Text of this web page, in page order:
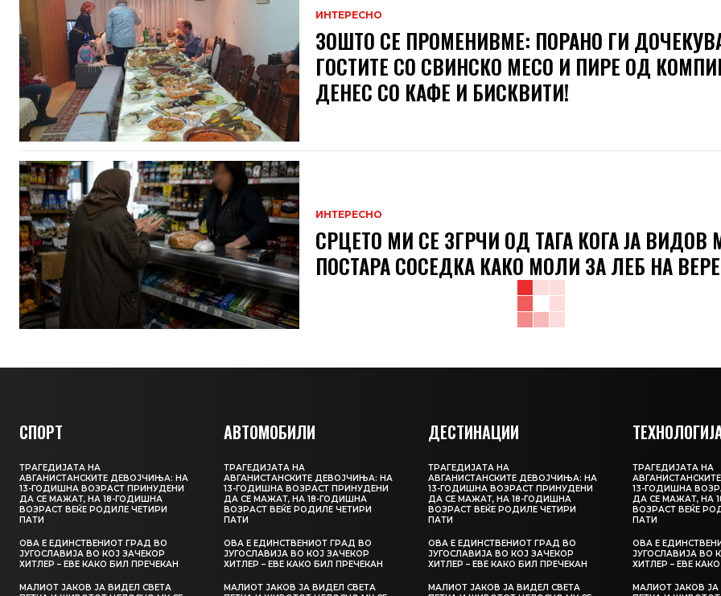
ИНТЕРЕСНО
ЗОШТО СЕ ПРОМЕНИВМЕ: ПОРАНО ГИ
ГОСТИТЕ СО СВИНСКО МЕСО И ПИРЕ ОД
ДЕНЕС СО КАФЕ И БИСКВИТИ!
ИНТЕРЕСНО
СРЦЕТО МИ СЕ ЗГРЧИ ОД ТАГА КОГА ЈА ВИДОВ
ПОСТАРА СОСЕДКА КАКО МОЛИ ЗА ЛЕБ НА
СПОРТ
ТРАГЕДИЈАТА НА
АВГАНИСТАНСКИТЕ ДЕВОЈЧИЊА: НА
13-ГОДИШНА ВОЗРАСТ ПРИНУДЕНИ
ДА СЕ МАЖАТ, НА 18-ГОДИШНА
ВОЗРАСТ ВЕЌЕ РОДИЛЕ ЧЕТИРИ
ПАТИ
ОВА Е ЕДИНСТВЕНИОТ ГРАД ВО
ЈУГОСЛАВИЈА ВО КОЈ ЗАЧЕКОР
ХИТЛЕР – ЕВЕ КАКО БИЛ ПРЕЧЕКАН
МАЛИОТ ЈАКОВ ЈА ВИДЕЛ СВЕТА
АВТОМОБИЛИ
ТРАГЕДИЈАТА НА
АВГАНИСТАНСКИТЕ ДЕВОЈЧИЊА: НА
13-ГОДИШНА ВОЗРАСТ ПРИНУДЕНИ
ДА СЕ МАЖАТ, НА 18-ГОДИШНА
ВОЗРАСТ ВЕЌЕ РОДИЛЕ ЧЕТИРИ
ПАТИ
ОВА Е ЕДИНСТВЕНИОТ ГРАД ВО
ЈУГОСЛАВИЈА ВО КОЈ ЗАЧЕКОР
ХИТЛЕР – ЕВЕ КАКО БИЛ ПРЕЧЕКАН
МАЛИОТ ЈАКОВ ЈА ВИДЕЛ СВЕТА
ДЕСТИНАЦИИ
ТРАГЕДИЈАТА НА
АВГАНИСТАНСКИТЕ ДЕВОЈЧИЊА: НА
13-ГОДИШНА ВОЗРАСТ ПРИНУДЕНИ
ДА СЕ МАЖАТ, НА 18-ГОДИШНА
ВОЗРАСТ ВЕЌЕ РОДИЛЕ ЧЕТИРИ
ПАТИ
ОВА Е ЕДИНСТВЕНИОТ ГРАД ВО
ЈУГОСЛАВИЈА ВО КОЈ ЗАЧЕКОР
ХИТЛЕР – ЕВЕ КАКО БИЛ ПРЕЧЕКАН
МАЛИОТ ЈАКОВ ЈА ВИДЕЛ СВЕТА
ТРАГЕДИЈАТА НА
13-ГОДИШНА
ДА СЕ МАЖАТ, НА
ВОЗРАСТ ВЕЌЕ
ПАТИ
ОВА Е
ЈУГОСЛАВИЈА ВО
ХИТЛЕР – ЕВЕ
МАЛИОТ ЈАКОВ ЈА